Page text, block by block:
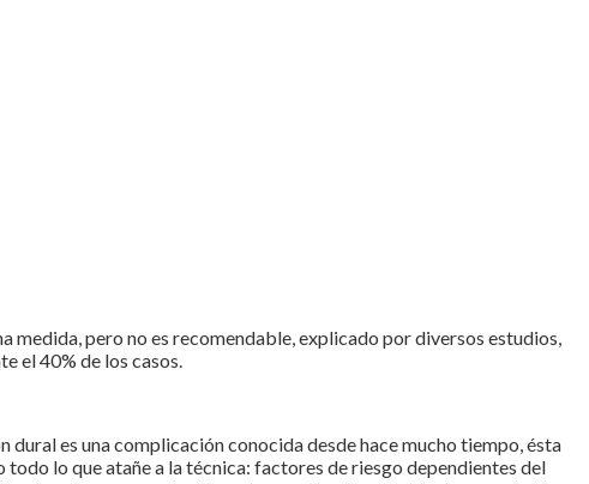
pero no es recomendable, explicado por diversos estudios,
el 40% de los casos.
es una complicación conocida desde hace mucho tiempo, ésta
lo que atañe a la técnica: factores de riesgo dependientes del